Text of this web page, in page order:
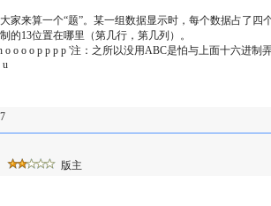
家来算一个“题”。某一组数据显示时，每个数据占了四
的13位置在哪里（第几行，第几列）。
o o o o p p p p '注：之所以没用ABC是怕与上面十六进制弄
版主